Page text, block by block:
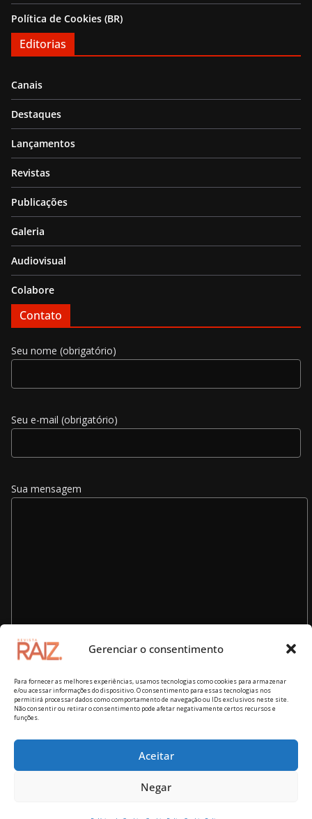
Gerenciar o consentimento
Para fornecer as melhores experiências, usamos tecnologias como cookies para armazenar
e/ou acessar informações do dispositivo. O consentimento para essas tecnologias nos
permitirá processar dados como comportamento de navegação ou IDs exclusivos neste site.
Não consentir ou retirar o consentimento pode afetar negativamente certos recursos e
funções.
Aceitar
Negar
Política de Cookies (BR)
Editorias
Canais
Destaques
Lançamentos
Revistas
Publicações
Galeria
Audiovisual
Colabore
Contato
Seu nome (obrigatório)
Seu e-mail (obrigatório)
Sua mensagem
direitos reservados.